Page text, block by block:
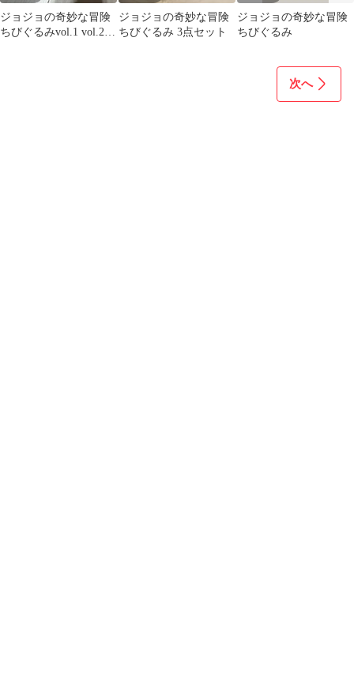
ジョジョの奇妙な冒険
ちびぐるみvol.1 vol.2
ジョジョの奇妙な冒険
ちびぐるみ 3点セット
ジョジョの奇妙な冒険
ちびぐるみ
次へ